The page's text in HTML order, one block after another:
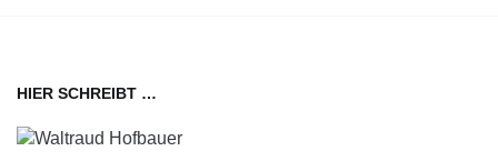
HIER SCHREIBT …